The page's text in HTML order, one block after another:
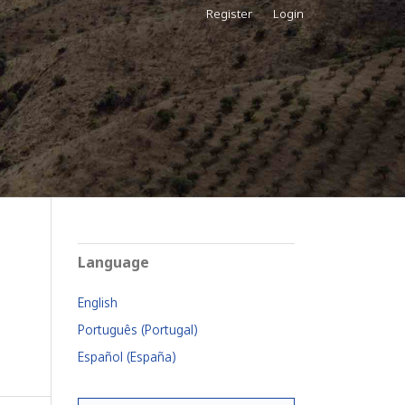
Register Login
Language
English
Português (Portugal)
Español (España)